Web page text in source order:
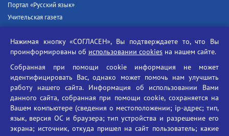
Портал «Русский язык»
Учительская газета
Единый портал государственных услуг
Противодействие угрозам информационной безопасности
Социальные ролики - Генеральная прокуратура РФ
Противодействие коррупции
БГУ против наркотиков
Брянский государственный университет
Нажимая кнопку «СОГЛАСЕН», Вы подтверждаете то, что Вы
проинформированы об использовании cookies на нашем сайте.
Собранная при помощи cookie информация не может
идентифицировать Вас, однако может помочь нам улучшить
работу нашего сайта. Информация об использовании Вами
данного сайта, собранная при помощи cookie, сохраняется на
Вашем компьютере (сведения о местоположении; ip-адрес; тип,
язык, версия ОС и браузера; тип устройства и разрешение его
экрана; источник, откуда пришел на сайт пользователь; какие